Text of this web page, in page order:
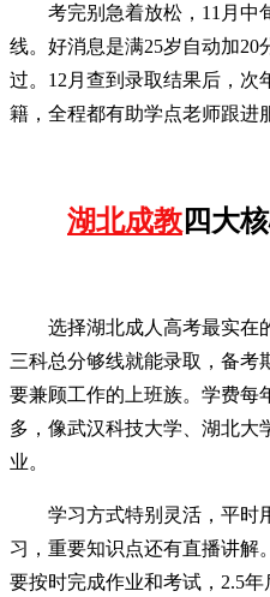
考完别急着放松，11月中
线。好消息是满25岁自动加20
过。12月查到录取结果后，次
籍，全程都有助学点老师跟进
湖北成教四大
选择湖北成人高考最实在
三科总分够线就能录取，备考
要兼顾工作的上班族。学费每
多，像武汉科技大学、湖北大
业。
学习方式特别灵活，平时
习，重要知识点还有直播讲解
要按时完成作业和考试，2.5